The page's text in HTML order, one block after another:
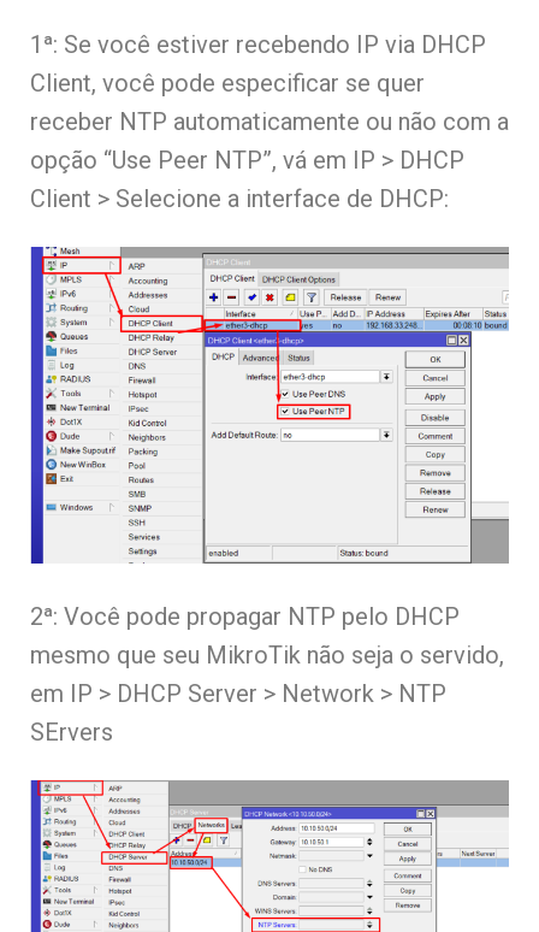
1ª: Se você estiver recebendo IP via DHCP
Client, você pode especificar se quer
receber NTP automaticamente ou não com a
opção “Use Peer NTP”, vá em IP > DHCP
Client > Selecione a interface de DHCP:
2ª: Você pode propagar NTP pelo DHCP
mesmo que seu MikroTik não seja o servido,
em IP > DHCP Server > Network > NTP
SErvers